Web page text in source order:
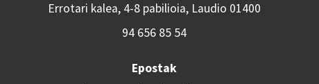
Errotari kalea, 4-8 pabilioia, Laudio 01400
94 656 85 54
Epostak